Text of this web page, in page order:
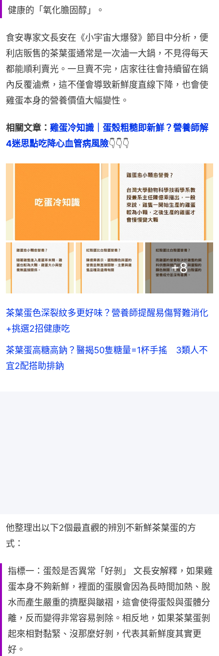
健康的「氧化膽固醇」。
食安專家文長安在《小宇宙大爆發》節目中分析，便
利店販售的茶葉蛋通常是一次滷一大鍋，不見得每天
都能順利賣光。一旦賣不完，店家往往會持續留在鍋
內反覆滷煮，這不僅會導致新鮮度直線下降，也會使
雞蛋本身的營養價值大幅變性。
相關文章： 雞蛋冷知識｜蛋殼粗糙即新鮮？營養師解
4迷思點吃降心血管病風險👇👇👇
+8
茶葉蛋色深裂紋多更好味？營養師提醒易傷腎難消化
+挑選2招健康吃
茶葉蛋高糖高鈉？醫揭50隻糖量=1杯手搖 3類人不
宜2配搭助排鈉
他整理出以下2個最直觀的辨別不新鮮茶葉蛋的方
式：
指標一：蛋殼是否異常「好剝」 文長安解釋，如果雞
蛋本身不夠新鮮，裡面的蛋膜會因為長時間加熱、脫
水而產生嚴重的擠壓與皺褶，這會使得蛋殼與蛋體分
離，反而變得非常容易剝除。相反地，如果茶葉蛋剝
起來相對黏緊、沒那麼好剝，代表其新鮮度其實更
好。